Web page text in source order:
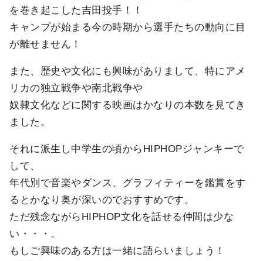
を巻き起こした吉田投手！！
キャンプが始まる今の時期から選手たちの動向に目
が離せません！
また、歴史や文化にも興味がありまして、特にアメ
リカの独立戦争や南北戦争や
奴隷文化などに関する映画はかなりの本数を見てき
ました。
それに派生し中学生の頃からHIPHOPジャンキーで
して、
年代別で音楽やダンス、グラフィティーを鑑賞をす
るとかなり奥が深いのでおすすめです。
ただ残念ながらHIPHOP文化を話せる仲間は少な
い・・・。
もしご興味のある方は一緒に語らいましょう！